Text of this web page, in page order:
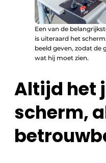
Een van de
is uiteraard het
beeld geven, zodat de
wat hij moet zien.
Altijd het
scherm,